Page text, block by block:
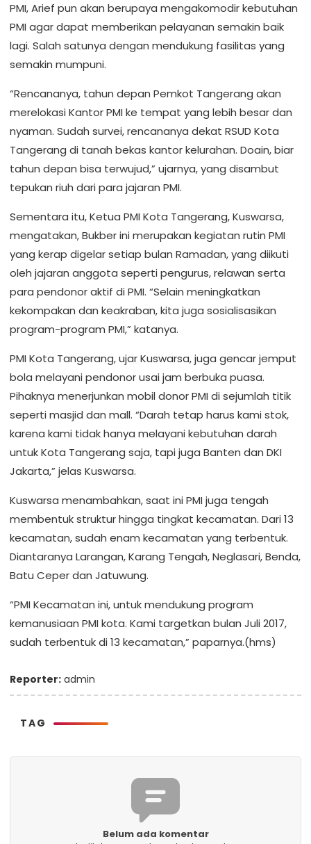
PMI, Arief pun akan berupaya mengakomodir kebutuhan
PMI agar dapat memberikan pelayanan semakin baik
lagi. Salah satunya dengan mendukung fasilitas yang
semakin mumpuni.
“Rencananya, tahun depan Pemkot Tangerang akan
merelokasi Kantor PMI ke tempat yang lebih besar dan
nyaman. Sudah survei, rencananya dekat RSUD Kota
Tangerang di tanah bekas kantor kelurahan. Doain, biar
tahun depan bisa terwujud,” ujarnya, yang disambut
tepukan riuh dari para jajaran PMI.
Sementara itu, Ketua PMI Kota Tangerang, Kuswarsa,
mengatakan, Bukber ini merupakan kegiatan rutin PMI
yang kerap digelar setiap bulan Ramadan, yang diikuti
oleh jajaran anggota seperti pengurus, relawan serta
para pendonor aktif di PMI. “Selain meningkatkan
kekompakan dan keakraban, kita juga sosialisasikan
program-program PMI,” katanya.
PMI Kota Tangerang, ujar Kuswarsa, juga gencar jemput
bola melayani pendonor usai jam berbuka puasa.
Pihaknya menerjunkan mobil donor PMI di sejumlah titik
seperti masjid dan mall. “Darah tetap harus kami stok,
karena kami tidak hanya melayani kebutuhan darah
untuk Kota Tangerang saja, tapi juga Banten dan DKI
Jakarta,” jelas Kuswarsa.
Kuswarsa menambahkan, saat ini PMI juga tengah
membentuk struktur hingga tingkat kecamatan. Dari 13
kecamatan, sudah enam kecamatan yang terbentuk.
Diantaranya Larangan, Karang Tengah, Neglasari, Benda,
Batu Ceper dan Jatuwung.
“PMI Kecamatan ini, untuk mendukung program
kemanusiaan PMI kota. Kami targetkan bulan Juli 2017,
sudah terbentuk di 13 kecamatan,” paparnya.(hms)
Reporter: admin
TAG
Belum ada komentar